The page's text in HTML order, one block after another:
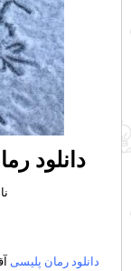
دانلود
دانلود رمان پلیسی